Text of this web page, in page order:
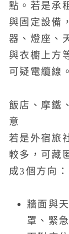
點。若是承
與固定設備
器、燈座、
與衣櫥上方
可疑電纜線。
飯店、摩鐵
意
若是外宿旅
較多，可藏
成3個方向：
牆面與
罩、緊